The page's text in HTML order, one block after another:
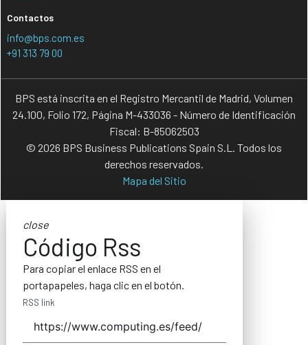
Contactos
info@bps.com.es
+91 313 79 00
BPS está inscrita en el Registro Mercantil de Madrid, Volumen
24.100, Folio 172, Página M-433036 - Número de Identificación
Fiscal: B-85062503
© 2026 BPS Business Publications Spain S.L. Todos los
derechos reservados.
Mapa del Sitio
close
Código Rss
Para copiar el enlace RSS en el
portapapeles, haga clic en el botón.
RSS link